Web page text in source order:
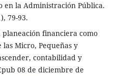
en la Administración Pública.
79-93.
planeación financiera como
Micro, Pequeñas y
contabilidad y
08 de diciembre de